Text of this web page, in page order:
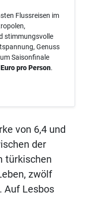
Flussreisen im
stimmungsvolle
Genuss
Saisonfinale
pro Person.
von 6,4 und
der
türkischen
zwölf
Auf Lesbos